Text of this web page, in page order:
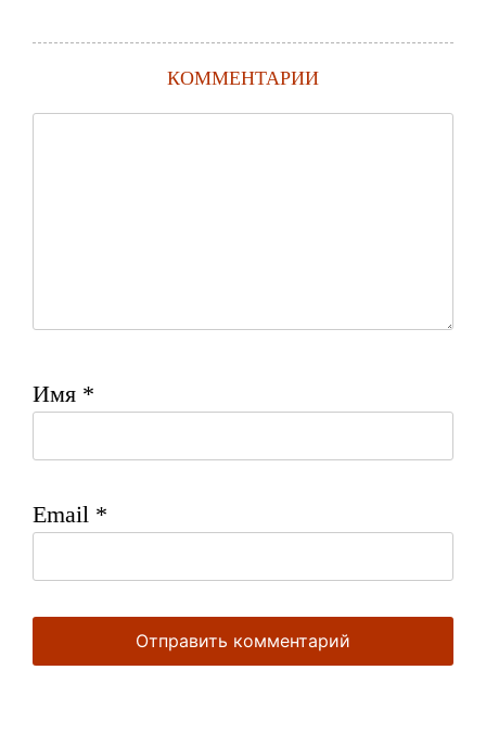
КОММЕНТАРИИ
Имя *
Email *